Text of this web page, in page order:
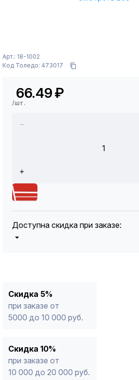
Арт.: 18-1002
Код Толедо: 473017
66.49₽
/шт.
1
Доступна скидка при заказе:
* -Для заказов, состоящих
продукции, максимальная скидка
Скидка 5%
при заказе от
5000 до 10 000 руб.
Скидка 10%
при заказе от
10 000 до 20 000 руб.